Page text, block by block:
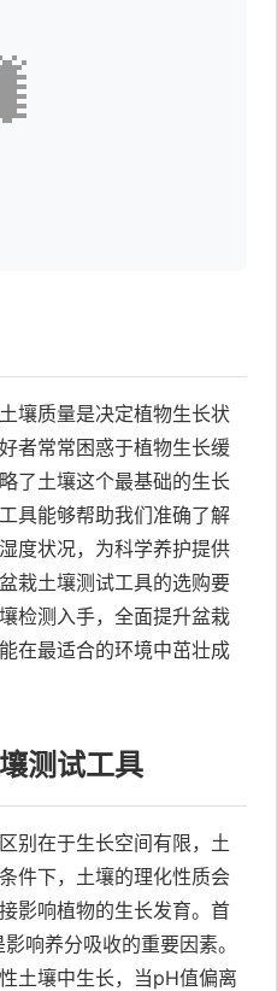
壤质量是决定植物生长状
者常常困惑于植物生长缓
了土壤这个最基础的生长
具能够帮助我们准确了解
度状况，为科学养护提供
栽土壤测试工具的选购要
检测入手，全面提升盆栽
在最适合的环境中茁壮成
测试工具
别在于生长空间有限，土
件下，土壤的理化性质会
影响植物的生长发育。首
响养分吸收的重要因素。
土壤中生长，当pH值偏离